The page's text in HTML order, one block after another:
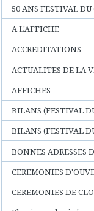
50 ANS FESTIVAL
A L'AFFICHE
ACCREDITATIONS
ACTUALITES DE LA
AFFICHES
BILANS (FESTIVAL
BILANS (FESTIVAL
BONNES ADRESSES
CEREMONIES
CEREMONIES DE